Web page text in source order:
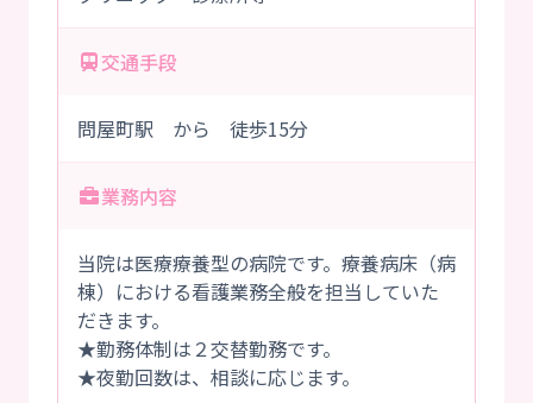
交通手段
問屋町駅 から 徒歩15分
業務内容
当院は医療療養型の病院です。療養病床（病
棟）における看護業務全般を担当していた
だきます。
★勤務体制は２交替勤務です。
★夜勤回数は、相談に応じます。